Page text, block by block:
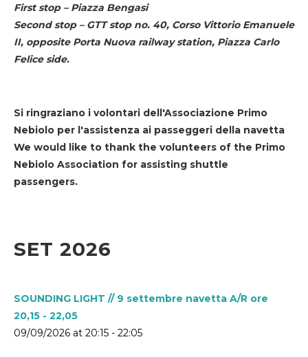
First stop – Piazza Bengasi
Second stop – GTT stop no. 40, Corso Vittorio Emanuele
II, opposite Porta Nuova railway station, Piazza Carlo
Felice side.
Si ringraziano i volontari dell'Associazione Primo
Nebiolo per l'assistenza ai passeggeri della navetta
We would like to thank the volunteers of the Primo
Nebiolo Association for assisting shuttle
passengers.
SET 2026
SOUNDING LIGHT // 9 settembre navetta A/R ore
20,15 - 22,05
09/09/2026 at 20:15 - 22:05